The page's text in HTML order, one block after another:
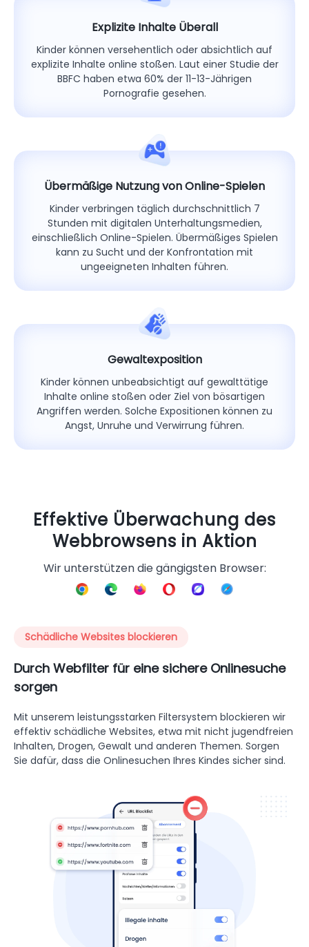
Explizite Inhalte Überall
Kinder können versehentlich oder absichtlich auf
explizite Inhalte online stoßen. Laut einer Studie der
BBFC haben etwa 60% der 11-13-Jährigen
Pornografie gesehen.
Übermäßige Nutzung von Online-Spielen
Kinder verbringen täglich durchschnittlich 7
Stunden mit digitalen Unterhaltungsmedien,
einschließlich Online-Spielen. Übermäßiges Spielen
kann zu Sucht und der Konfrontation mit
ungeeigneten Inhalten führen.
Gewaltexposition
Kinder können unbeabsichtigt auf gewalttätige
Inhalte online stoßen oder Ziel von bösartigen
Angriffen werden. Solche Expositionen können zu
Angst, Unruhe und Verwirrung führen.
Effektive Überwachung des
Webbrowsens in Aktion
Wir unterstützen die gängigsten Browser:
Schädliche Websites blockieren
Durch Webfilter für eine sichere Onlinesuche
sorgen
Mit unserem leistungsstarken Filtersystem blockieren wir
effektiv schädliche Websites, etwa mit nicht jugendfreien
Inhalten, Drogen, Gewalt und anderen Themen. Sorgen
Sie dafür, dass die Onlinesuchen Ihres Kindes sicher sind.